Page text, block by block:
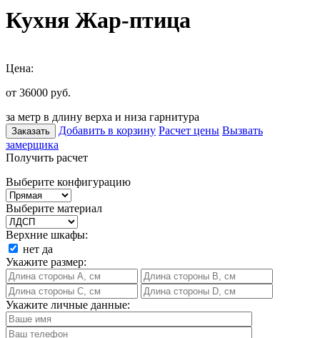
Кухня Жар-птица
Цена:
от 36000 руб.
за метр в длину верха и низа гарнитура
Заказать Добавить в корзину Расчет цены Вызвать
замерщика
Получить расчет
Выберите конфигурацию
Выберите материал
Верхние шкафы:
нет да
Укажите размер:
Укажите личные данные: